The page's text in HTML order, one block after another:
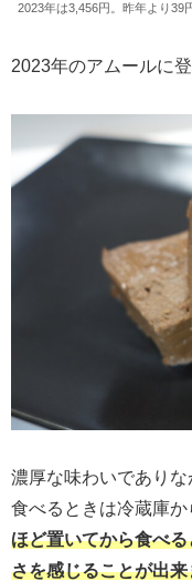
2023年は3,456円。昨年より39
2023年のアムールに
濃厚な味わいでありな
食べるときは冷蔵庫か
ほど置いてから食べ
さを感じることが出来